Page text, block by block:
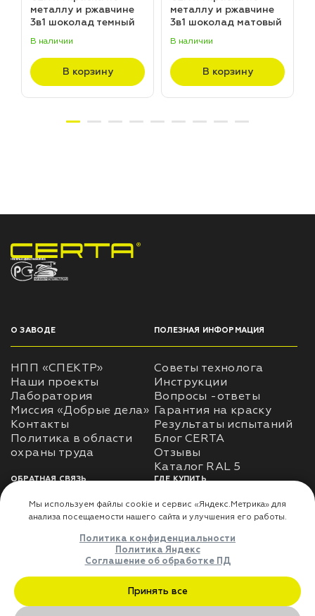
металлу и ржавчине
3в1 шоколад темный
(20,0кг)
В наличии
В корзину
металлу и ржавчине
3в1 шоколад матовый
В наличии
В корзину
НПП «СПЕКТР» ЗАВОД ЛАКОКРАСОЧНЫХ МАТЕРИАЛОВ
О ЗАВОДЕ
НПП «СПЕКТР»
Наши проекты
Лаборатория
Миссия «Добрые дела»
Контакты
Политика в области
ПОЛЕЗНАЯ ИНФОРМАЦИЯ
Советы технолога
Инструкции
Вопросы -ответы
Гарантия на краску
Результаты испытаний
Блог CERTA
Отзывы
Каталог RAL 5
ОБРАТНАЯ СВЯЗЬ
Использование
использования личных
Оферта
ГДЕ КУПИТЬ
Доставка
Где купить
ДЛЯ ПАРТНЁРОВ